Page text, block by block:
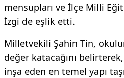
mensupları ve İlçe Milli
İzgi de eşlik etti.
Milletvekili Şahin Tin,
değer katacağını
inşa eden en temel yapı